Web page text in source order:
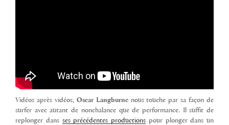
Vidéos après vidéos, Oscar Langburnenous touche par sa façon de
surfer avec autant de nonchalance que de performance. Il suffit de
replonger dans ses précédentes productions pour plonger dans un